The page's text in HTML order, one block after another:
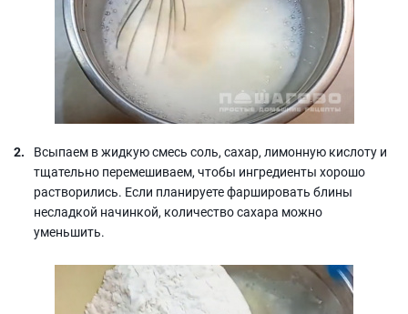
Всыпаем в жидкую смесь соль, сахар, лимонную кислоту и
тщательно перемешиваем, чтобы ингредиенты хорошо
растворились. Если планируете фаршировать блины
несладкой начинкой, количество сахара можно
уменьшить.